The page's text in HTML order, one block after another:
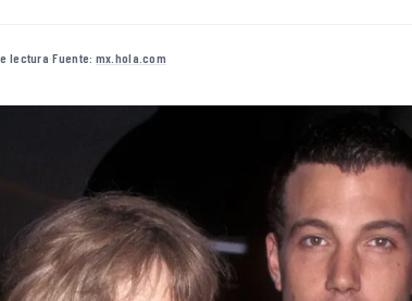
lectura·Fuente: mx.hola.com